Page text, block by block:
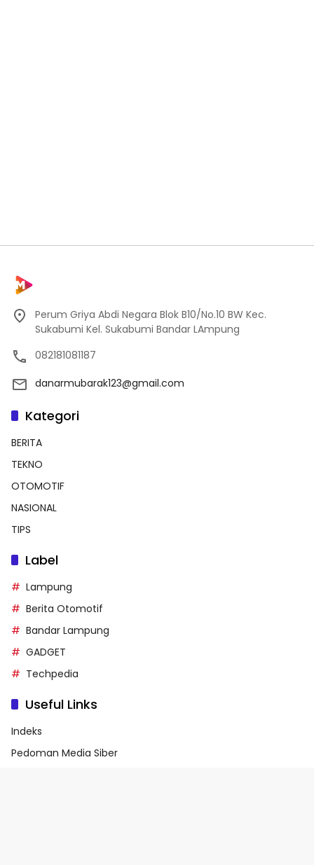
Perum Griya Abdi Negara Blok B10/No.10 BW Kec.
Sukabumi Kel. Sukabumi Bandar LAmpung
082181081187
danarmubarak123@gmail.com
Kategori
BERITA
TEKNO
OTOMOTIF
NASIONAL
TIPS
Label
Lampung
Berita Otomotif
Bandar Lampung
GADGET
Techpedia
Useful Links
Indeks
Pedoman Media Siber